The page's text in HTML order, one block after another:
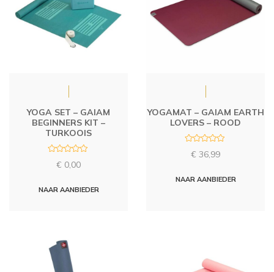
YOGA SET – GAIAM
BEGINNERS KIT –
TURKOOIS
d
€ 0,00
NAAR AANBIEDER
YOGAMAT – GAIAM EARTH
LOVERS – ROOD
d
€ 36,99
NAAR AANBIEDER